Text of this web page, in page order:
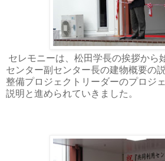
セレモニーは、松田学長の挨拶から
センター副センター長の建物概要の
整備プロジェクトリーダーのプロジ
説明と進められていきました。